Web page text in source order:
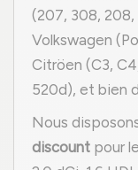
(207, 308,
Volkswagen
Citröen (C3,
520d), et bien
Nous
discount pour